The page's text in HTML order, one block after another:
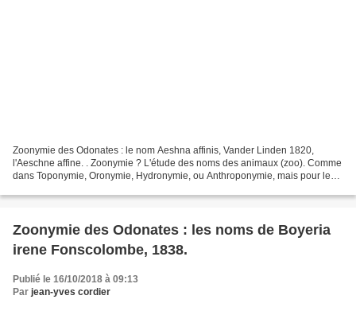
Zoonymie des Odonates : le nom Aeshna affinis, Vander Linden 1820,
l'Aeschne affine. . Zoonymie ? L'étude des noms des animaux (zoo). Comme
dans Toponymie, Oronymie, Hydronymie, ou Anthroponymie, mais pour les
Zoonymie des Odonates : les noms de Boyeria
irene Fonscolombe, 1838.
Publié le 16/10/2018 à 09:13
Par jean-yves cordier